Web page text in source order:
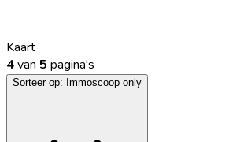
Kaart
4van 5 pagina's
Sorteer op: Immoscoop only